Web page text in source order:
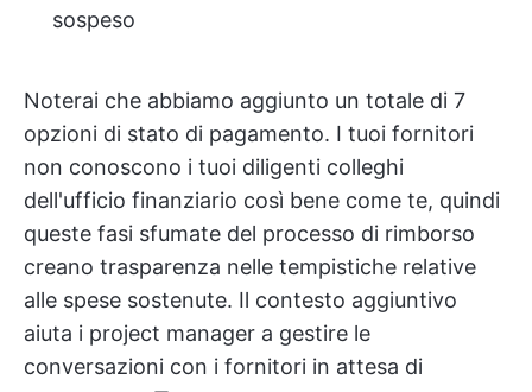
sospeso
Noterai che abbiamo aggiunto un totale di 7
opzioni di stato di pagamento. I tuoi fornitori
non conoscono i tuoi diligenti colleghi
dell'ufficio finanziario così bene come te, quindi
queste fasi sfumate del processo di rimborso
creano trasparenza nelle tempistiche relative
alle spese sostenute. Il contesto aggiuntivo
aiuta i project manager a gestire le
conversazioni con i fornitori in attesa di